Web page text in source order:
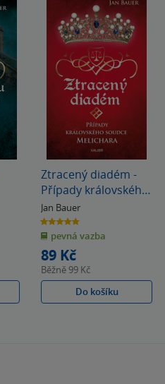
Ztracený diadém -
Případy královského
soudce Melichara
Jan Bauer
4.8
z
5
hvězdiček
pevná vazba
89 Kč
Běžně 99 Kč
Do košíku